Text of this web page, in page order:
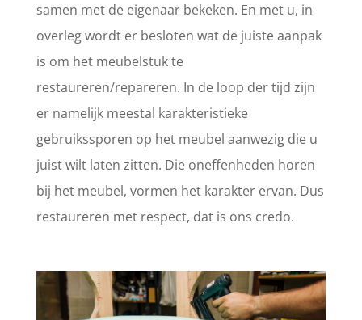
samen met de eigenaar bekeken. En met u, in
overleg wordt er besloten wat de juiste aanpak
is om het meubelstuk te
restaureren/repareren. In de loop der tijd zijn
er namelijk meestal karakteristieke
gebruikssporen op het meubel aanwezig die u
juist wilt laten zitten. Die oneffenheden horen
bij het meubel, vormen het karakter ervan. Dus
restaureren met respect, dat is ons credo.